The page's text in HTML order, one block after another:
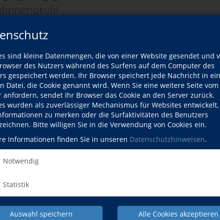
sind kleine Datenmengen, die von einer Website gesendet und
des Nutzers während des Surfens auf dem Computer des
gespeichert werden. Ihr Browser speichert jede Nachricht in
Datei, die Cookie genannt wird. Wenn Sie eine weitere Seite vom
anfordern, sendet Ihr Browser das Cookie an den Server zurück.
wurden als zuverlässiger Mechanismus für Websites
zu merken oder die Surfaktivitäten des Benutzers
Bitte willigen Sie in die Verwendung von Cookies ein.
Informationen finden Sie in unseren Datenschutzhinweisen.
Notwendig
Statistik
Auswahl speichern Alle Cookies akzeptieren
Dozentin
Wann?
Schwarzen Meer. Di., 16.02.2027
Kultur/Gestalten Allgemeinbildung junge vhs